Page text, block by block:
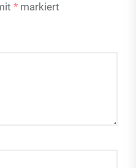
* markiert